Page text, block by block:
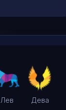
Лев Дева